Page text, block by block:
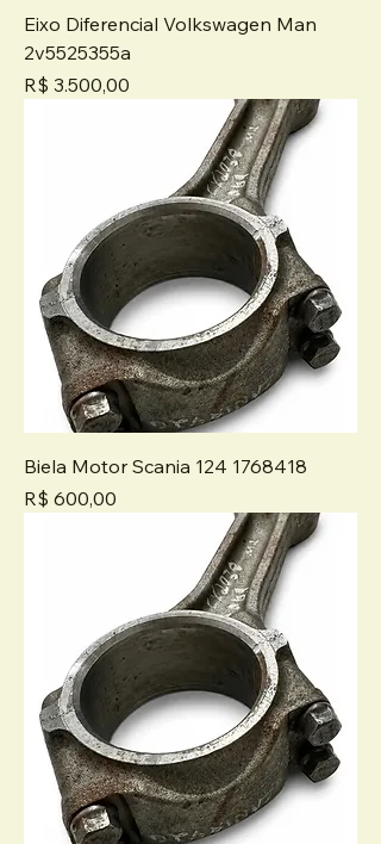
Eixo Diferencial Volkswagen Man
2v5525355a
Preço
R$ 3.500,00
Biela Motor Scania 124 1768418
Preço
R$ 600,00